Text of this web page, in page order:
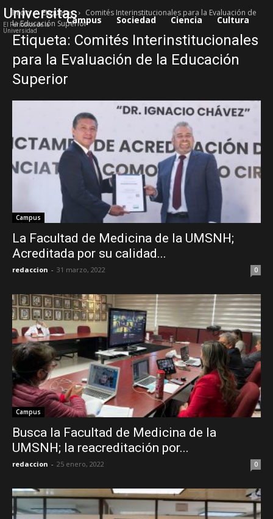
Universitas
El Periódico de la
Universidad
Campus Sociedad Ciencia Cultura
Inicio Etiquetas
Comités Interinstitucionales para la Evaluación de
la Educación Superior
Etiqueta: Comités Interinstitucionales
para la Evaluación de la Educación
Superior
Campus
La Facultad de Medicina de la UMSNH;
Acreditada por su calidad...
redaccion - 31 marzo, 2022 0
Campus
Busca la Facultad de Medicina de la
UMSNH; la reacreditación por...
redaccion - 25 enero, 2022 0